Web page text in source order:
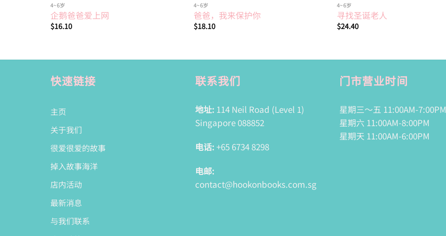
4~6岁
企鹅爸爸爱上网
$16.10
4~6岁
爸爸，我来保护你
$18.10
4~6岁
寻找圣诞老人
$24.40
快速链接
主页
关于我们
很爱很爱的故事
掉入故事海洋
店内活动
最新消息
与我们联系
联系我们
地址: 114 Neil Road (Level 1)
Singapore 088852
电话: +65 6734 8298
电邮:
contact@hookonbooks.com.sg
门市营业时间
星期三～五 11:00AM-7:00PM
星期六 11:00AM-8:00PM
星期天 11:00AM-6:00PM